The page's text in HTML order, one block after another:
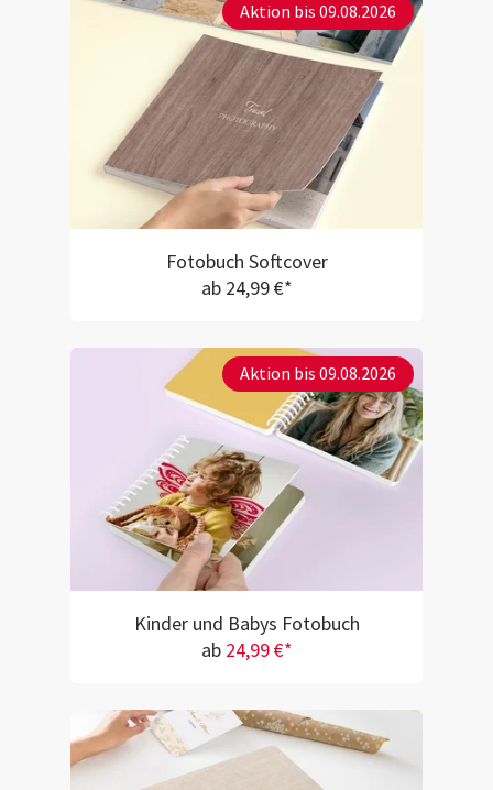
Aktion bis 09.08.2026
Fotobuch Softcover
ab 24,99 €*
Aktion bis 09.08.2026
Kinder und Babys Fotobuch
ab 24,99 €*